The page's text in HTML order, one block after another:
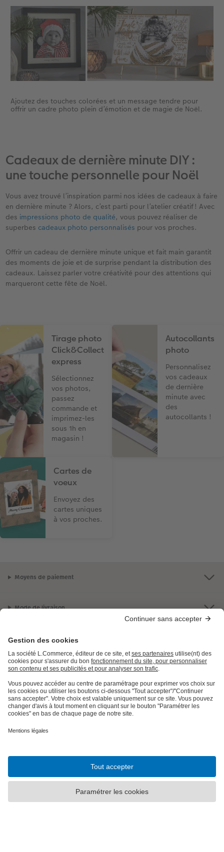
Ajoutez des touches colorées et un message tendre pour
offrir un cadre photo plein d’émotion et de magie de Noël.
Cadeaux de dernière minute DIY :
une touche personnelle pour Noël​
Vous avez trouvé l’inspiration parmi nos idées de cadeaux à faire
en dernière minute ? Alors, c’est parti pour l’atelier créatif ! Avec
des impressions photo de qualité, vous pouvez réaliser de
superbes cadeaux photo personnalisés pour vos proches.
Offrir un cadeau de dernière minute unique et fait main garantit
des moments de joie et de surprise pendant la distribution des
cadeaux. Laissez parler votre créativité pour des attentions qui
marqueront cette fête de Noël.
Tirage photo
Click&Collect
express
Sélectionnez
vos photos,
passez
commande et
imprimez-les
sous 1h en
magasin !
Autocollants
photo
Personnalisez
vos cadeaux
de dernière
minute avec
des
autocollants !
Cartes de
voeux
Envoyez des
cartes uniques
à vos proches.
Moyens de paiement
Mode de livraison
Qualité et sécurité
Certifications avec CEWE
LES PRODUITS
E.LECLERC
AIDE ET INFORMATION
INFORMATIONS LÉGALES